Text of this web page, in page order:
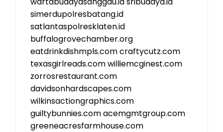
simerdupolresbatang.id
satlantaspolresklaten.id
buffalogrovechamber.org
eatdrinkdishmpls.comcraftycutz.com
texasgirlreads.comwilliemcginest.com
zorrosrestaurant.com
davidsonhardscapes.com
wilkinsactiongraphics.com
guiltybunnies.comacemgmtgroup.com
greeneacresfarmhouse.com